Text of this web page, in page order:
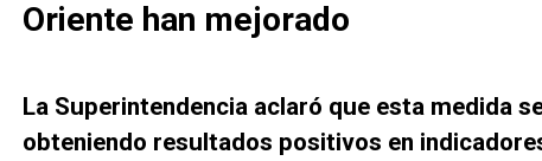
Oriente han mejorado
La Superintendencia aclaró que esta medida
obteniendo resultados positivos en